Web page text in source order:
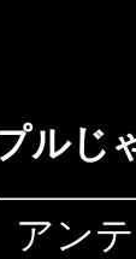
ルじ
アン